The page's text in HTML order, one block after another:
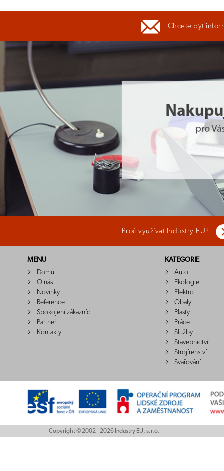
Chcete být
Proč využívat Industry-EU?
MENU
Domů
O nás
Novinky
Reference
Spokojení zákazníci
Partneři
Kontakty
KATEGORIE
Auto
Ekologie
Elektro
Obaly
Plasty
Práce
Služby
Stavebnictví
Strojírenství
Svařování
Copyright © 2002 - 2026 Industry EU, s.r.o.